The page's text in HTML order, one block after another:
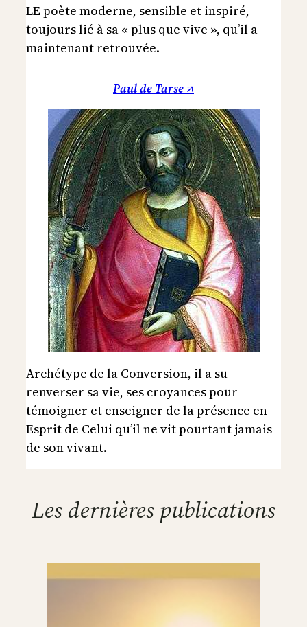
LE poète moderne, sensible et inspiré,
toujours lié à sa « plus que vive », qu’il a
maintenant retrouvée.
Paul de Tarse ↗
Archétype de la Conversion, il a su
renverser sa vie, ses croyances pour
témoigner et enseigner de la présence en
Esprit de Celui qu’il ne vit pourtant jamais
de son vivant.
Les dernières publications